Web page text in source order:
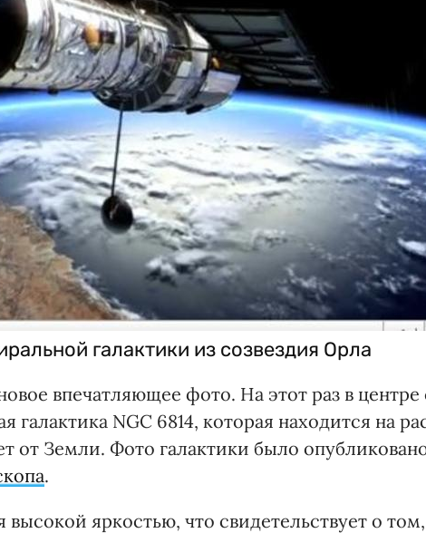
галактики из созвездия Орла
впечатляющее фото. На этот раз в
галактика NGC 6814, которая находится на
от Земли. Фото галактики было
.
высокой яркостью, что свидетельствует о